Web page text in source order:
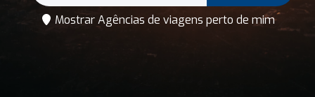
Mostrar Agências de viagens perto de mim